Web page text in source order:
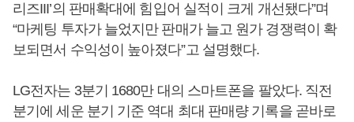
리즈III’의 판매확대에 힘입어 실적이 크게 개선됐다”며
“마케팅 투자가 늘었지만 판매가 늘고 원가 경쟁력이 확
보되면서 수익성이 높아졌다”고 설명했다.
LG전자는 3분기 1680만 대의 스마트폰을 팔았다. 직전
분기에 세운 분기 기준 역대 최대 판매량 기록을 곧바로